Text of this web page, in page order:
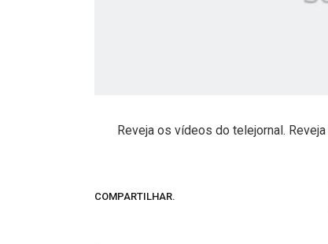
Reveja os vídeos do telejornal.
COMPARTILHAR.